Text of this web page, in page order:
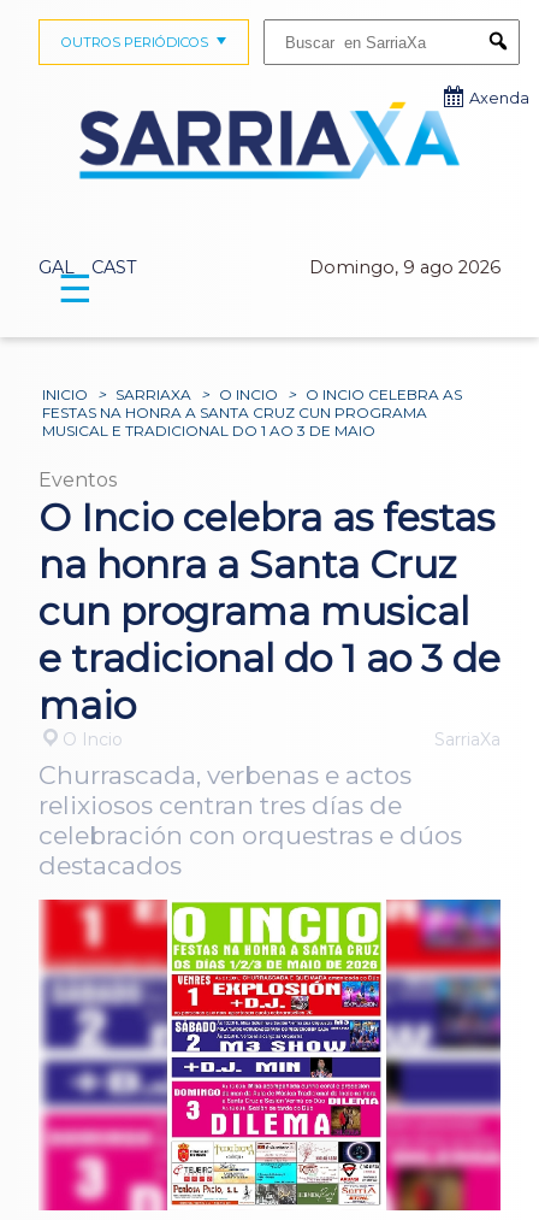
GAL CAST Domingo, 9 ago 2026
OUTROS PERIÓDICOS
Axenda
☰
INICIO > SARRIAXA > O INCIO > O INCIO CELEBRA AS
FESTAS NA HONRA A SANTA CRUZ CUN PROGRAMA
MUSICAL E TRADICIONAL DO 1 AO 3 DE MAIO
Eventos
O Incio celebra as festas
na honra a Santa Cruz
cun programa musical
e tradicional do 1 ao 3 de
maio
O Incio SarriaXa
Churrascada, verbenas e actos
relixiosos centran tres días de
celebración con orquestras e dúos
destacados